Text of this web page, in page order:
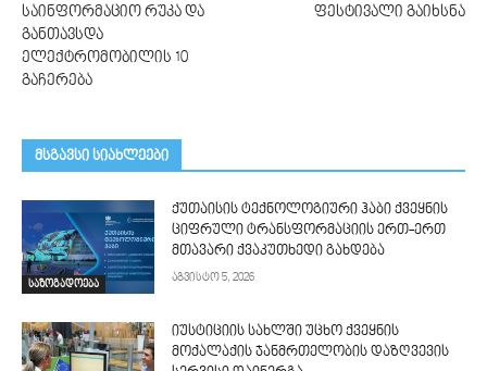
საინფორმაციო რუკა და
განთავსდა
ელექტრომობილის 10
გაჩერება
ფესტივალი გაიხსნა
მსგავსი სიახლეები
საზოგადოება
ქუთაისის ტექნოლოგიური ჰაბი ქვეყნის
ციფრული ტრანსფორმაციის ერთ-ერთ
მთავარი ქვაკუთხედი გახდება
აგვისტო 5, 2026
იუსტიციის სახლში უცხო ქვეყნის
მოქალაქის ჯანმრთელობის დაზღვევის